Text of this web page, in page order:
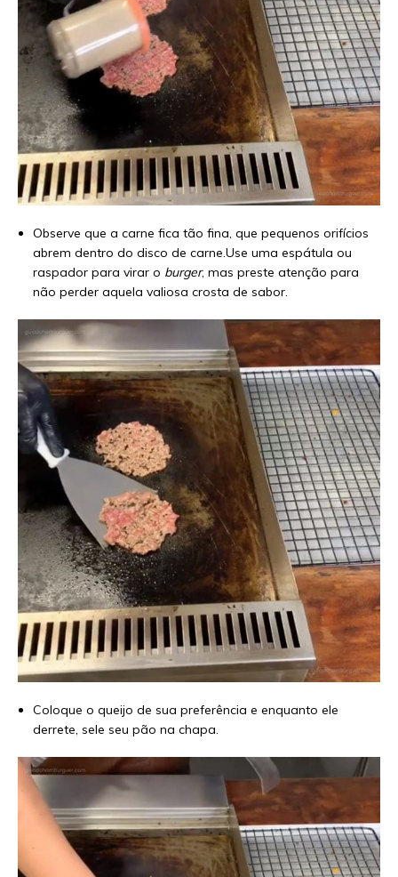
Observe que a carne fica tão fina, que pequenos orifícios
abrem dentro do disco de carne.Use uma espátula ou
raspador para virar o burger, mas preste atenção para
não perder aquela valiosa crosta de sabor.
Coloque o queijo de sua preferência e enquanto ele
derrete, sele seu pão na chapa.